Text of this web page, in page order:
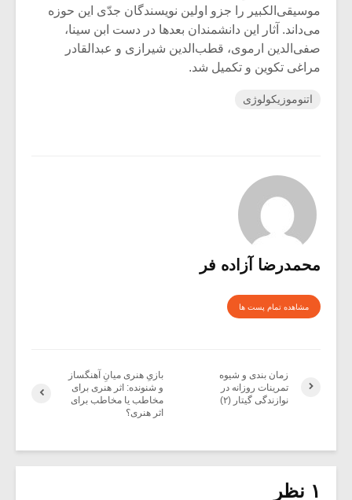
موسیقی‌الکبیر را جزو اولین نویسندگان جدّی این حوزه
می‌داند. آثار این دانشمندان بعدها در دست ابن سینا،
صفی‌الدین ارموی، قطب‌الدین شیرازی و عبدالقادر
مراغی تکوین و تکمیل شد.
اتنوموزیکولوژی
محمدرضا آزاده فر
مشاهده تمام پست ها
بازیِ هنری میانِ آهنگساز
و شنونده: اثر هنری برای
مخاطب یا مخاطب برای
اثر هنری؟
زمان بندی و شیوه
تمرینات روزانه در
نوازندگی گیتار (۲)
۱ نظر